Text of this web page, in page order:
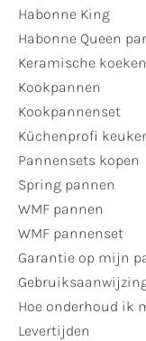
Habonne King
Habonne Queen
Keramische
Kookpannen
Kookpannenset
Küchenprofi
Pannensets kopen
Spring pannen
WMF pannen
WMF pannenset
Garantie op mijn
Hoe onderhoud ik
Levertijden